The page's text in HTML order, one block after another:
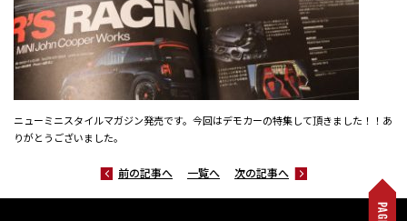
ニューミニスタイルマガジン発売です。今回はデモカーの特集して頂きました！！あ
りがとうございました。
前の記事へ 一覧へ 次の記事へ